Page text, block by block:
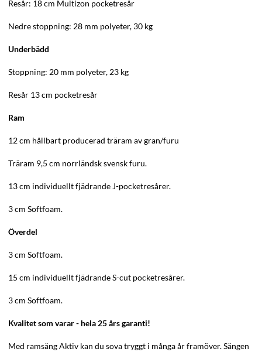
Resår: 18 cm Multizon pocketresår
Nedre stoppning: 28 mm polyeter, 30 kg
Underbädd
Stoppning: 20 mm polyeter, 23 kg
Resår 13 cm pocketresår
Ram
12 cm hållbart producerad träram av gran/furu
Träram 9,5 cm norrländsk svensk furu.
13 cm individuellt fjädrande J-pocketresårer.
3 cm Softfoam.
Överdel
3 cm Softfoam.
15 cm individuellt fjädrande S-cut pocketresårer.
3 cm Softfoam.
Kvalitet som varar - hela 25 års garanti!
Med ramsäng Aktiv kan du sova tryggt i många år framöver. Sängen